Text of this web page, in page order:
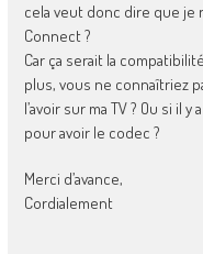
cela veut donc dire que je
Connect ?
Car ça serait la
plus, vous ne connaîtriez
l’avoir sur ma TV ? Ou si il
pour avoir le codec ?
Merci d’avance,
Cordialement